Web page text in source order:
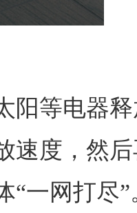
阳等电器
速度，然
“一网打尽